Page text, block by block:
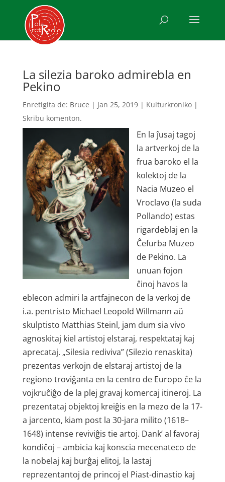
La silezia baroko admirebla en
Pekino
Enretigita de: Bruce | Jan 25, 2019| Kulturkroniko|
Skribu komenton.
En la ĵusaj tagoj
la artverkoj de la
frua baroko el la
kolektoj de la
Nacia Muzeo el
Vroclavo (la suda
Pollando) estas
rigardeblaj en la
Ĉefurba Muzeo
de Pekino. La
unuan fojon
ĉinoj havos la
eblecon admiri la artfajnecon de la verkoj de
i.a. pentristo Michael Leopold Willmann aŭ
skulptisto Matthias Steinl, jam dum sia vivo
agnoskitaj kiel artistoj elstaraj, respektataj kaj
aprecataj. „Silesia rediviva” (Silezio renaskita)
prezentas verkojn de elstaraj artistoj de la
regiono troviĝanta en la centro de Europo ĉe la
vojkruĉiĝo de la plej gravaj komercaj itineroj. La
prezentataj objektoj kreiĝis en la mezo de la 17-
a jarcento, kiam post la 30-jara milito (1618–
1648) intense reviviĝis tie artoj. Dank’ al favoraj
kondiĉoj – ambicia kaj konscia mecenateco de
la nobelaj kaj burĝaj elitoj, la lastaj
reprezentantoj de princoj el Piast-dinastio kaj